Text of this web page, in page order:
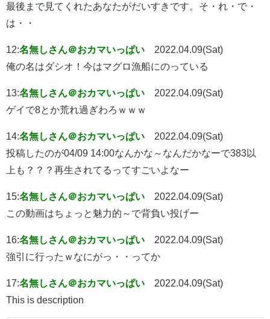
最後まで見てくれたあなたがだいすきです。そ・れ・で・
は・・
12:名無しさん＠おカマいっぱい
2022.04.09(Sat)
俺の名はダシオ！今はマグロ漁船にのっている
13:名無しさん＠おカマいっぱい
2022.04.09(Sat)
ゲイで8とか荒れ過ぎわろｗｗｗ
14:名無しさん＠おカマいっぱい
2022.04.09(Sat)
投稿したのが04/09 14:00なんかな～なんだかなーで383以
上も？？？再生されてるってすごいよなー
15:名無しさん＠おカマいっぱい
2022.04.09(Sat)
この動画はちょっと魅力的～で背負い投げー
16:名無しさん＠おカマいっぱい
2022.04.09(Sat)
強引に行ったｗなにがっ・・ってか
17:名無しさん＠おカマいっぱい
2022.04.09(Sat)
This is description